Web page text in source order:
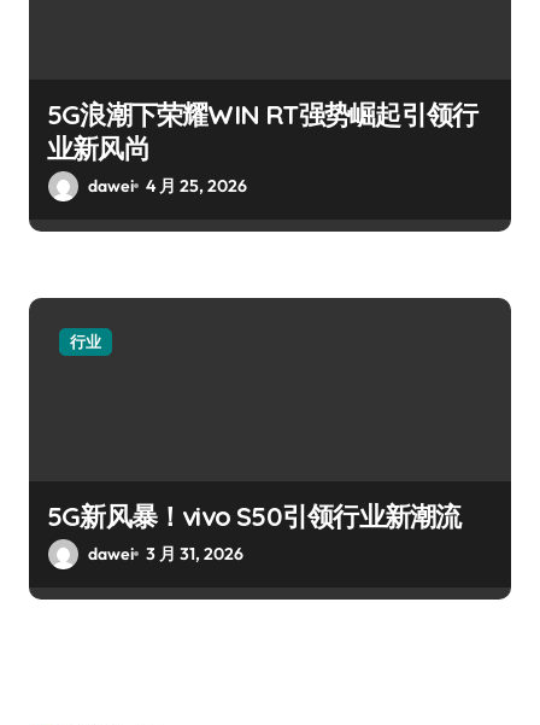
5G浪潮下荣耀WIN RT强势崛起引领行
业新风尚
dawei 4 月 25, 2026
行业
5G新风暴！vivo S50引领行业新潮流
dawei 3 月 31, 2026